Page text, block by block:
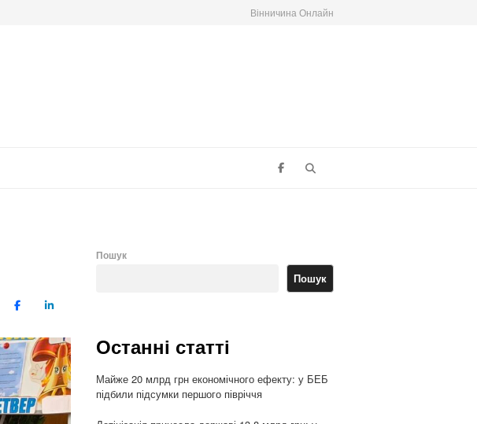
Вінничина Онлайн
FacebookLinkedIn
Пошук
Пошук
Останні статті
Майже 20 млрд грн економічного ефекту: у БЕБ
підбили підсумки першого півріччя